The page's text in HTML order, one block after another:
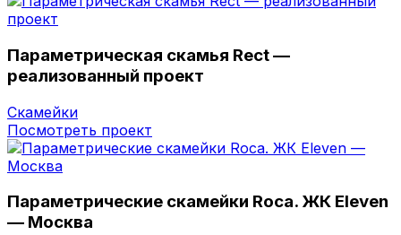
Параметрическая скамья Rect —
реализованный проект
Скамейки
Посмотреть проект
Параметрические скамейки Roca. ЖК Eleven
— Москва